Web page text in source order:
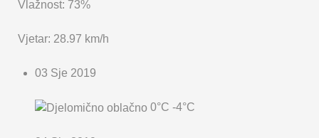
Vlažnost: 73%
Vjetar: 28.97 km/h
03 Sje 2019
0°C -4°C